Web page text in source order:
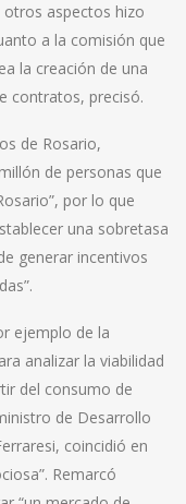
otros aspectos hizo
a la comisión que
la creación de una
contratos, precisó.
de Rosario,
de personas que
por lo que
una sobretasa
generar incentivos
ejemplo de la
analizar la viabilidad
del consumo de
de Desarrollo
coincidió en
Remarcó